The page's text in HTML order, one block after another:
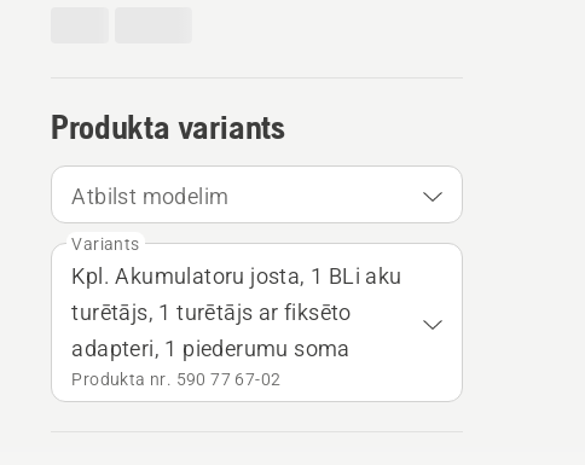
Produkta variants
Atbilst modelim
Variants
Kpl. Akumulatoru josta, 1 BLi aku
turētājs, 1 turētājs ar fiksēto
adapteri, 1 piederumu soma
Produkta nr. 590 77 67‑02